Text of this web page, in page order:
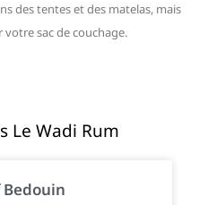
Le Wadi Rum
Bedouin
des tentes et des matelas, mais
sac de couchage.